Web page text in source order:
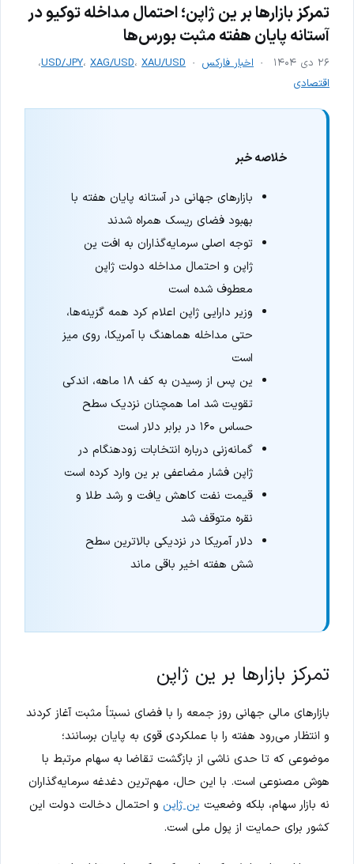
تمرکز بازارها بر ین ژاپن؛ احتمال مداخله توکیو در
آستانه پایان هفته مثبت بورس‌ها
۲۶ دی ۱۴۰۴ اخبار فارکس USD/JPY، XAG/USD، XAU/USD
،
اقتصادی
خلاصه خبر
بازارهای جهانی در آستانه پایان هفته با
بهبود فضای ریسک همراه شدند
توجه اصلی سرمایه‌گذاران به افت ین
ژاپن و احتمال مداخله دولت ژاپن
معطوف شده است
وزیر دارایی ژاپن اعلام کرد همه گزینه‌ها،
حتی مداخله هماهنگ با آمریکا، روی میز
است
ین پس از رسیدن به کف ۱۸ ماهه، اندکی
تقویت شد اما همچنان نزدیک سطح
حساس ۱۶۰ در برابر دلار است
گمانه‌زنی درباره انتخابات زودهنگام در
ژاپن فشار مضاعفی بر ین وارد کرده است
قیمت نفت کاهش یافت و رشد طلا و
نقره متوقف شد
دلار آمریکا در نزدیکی بالاترین سطح
شش هفته اخیر باقی ماند
تمرکز بازارها بر ین ژاپن
بازارهای مالی جهانی روز جمعه را با فضای نسبتاً مثبت آغاز کردند
و انتظار می‌رود هفته را با عملکردی قوی به پایان برسانند؛
موضوعی که تا حدی ناشی از بازگشت تقاضا به سهام مرتبط با
هوش مصنوعی است. با این حال، مهم‌ترین دغدغه سرمایه‌گذاران
نه بازار سهام، بلکه وضعیت ین ژاپن و احتمال دخالت دولت این
کشور برای حمایت از پول ملی است.